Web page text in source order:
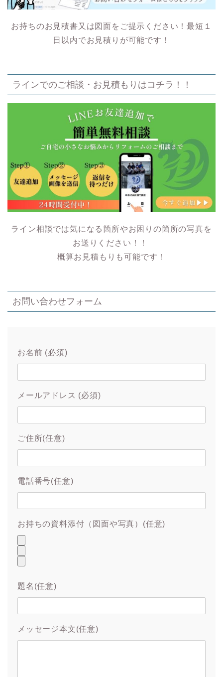
お持ちのお見積書又は図面をご提示ください！最短１
日以内でお見積りが可能です！
ラインでのご相談・お見積もりはコチラ！！
ライン相談では気になる箇所やお困りの箇所の写真を
お送りください！！
概算お見積もりも可能です！
お問い合わせフォーム
お名前 (必須)
メールアドレス (必須)
ご住所(任意)
電話番号(任意)
お持ちの資料添付（図面や写真）(任意)
題名(任意)
メッセージ本文(任意)